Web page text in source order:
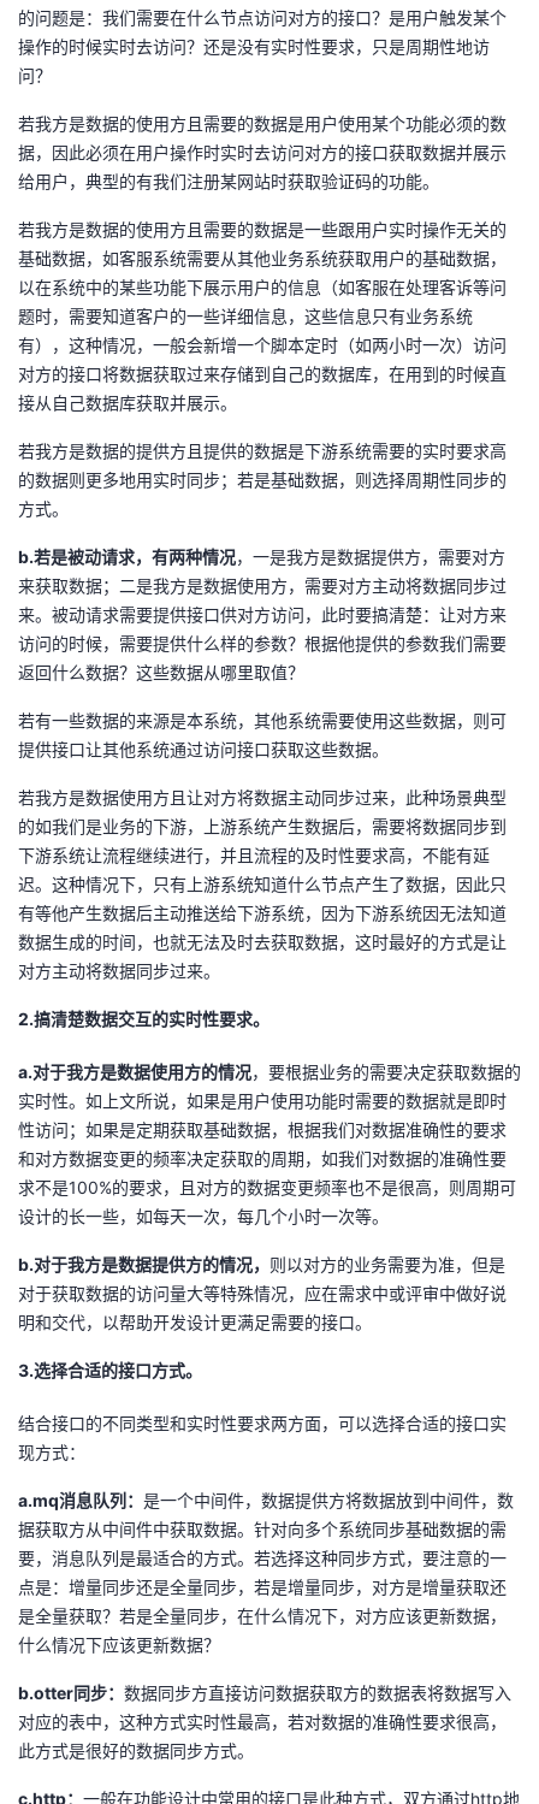
的
程
我
认
的
验
我
收
藏
技
支
持
的
声
建
议
的问题是：我们需要在什么节点访问对方的接口？是用户触发某个
操作的时候实时去访问？还是没有实时性要求，只是周期性地访
问？
若我方是数据的使用方且需要的数据是用户使用某个功能必须的数
据，因此必须在用户操作时实时去访问对方的接口获取数据并展示
给用户，典型的有我们注册某网站时获取验证码的功能。
若我方是数据的使用方且需要的数据是一些跟用户实时操作无关的
基础数据，如客服系统需要从其他业务系统获取用户的基础数据，
以在系统中的某些功能下展示用户的信息（如客服在处理客诉等问
题时，需要知道客户的一些详细信息，这些信息只有业务系统
有），这种情况，一般会新增一个脚本定时（如两小时一次）访问
对方的接口将数据获取过来存储到自己的数据库，在用到的时候直
接从自己数据库获取并展示。
若我方是数据的提供方且提供的数据是下游系统需要的实时要求高
的数据则更多地用实时同步；若是基础数据，则选择周期性同步的
方式。
b.若是被动请求，有两种情况，一是我方是数据提供方，需要对方
来获取数据；二是我方是数据使用方，需要对方主动将数据同步过
来。被动请求需要提供接口供对方访问，此时要搞清楚：让对方来
访问的时候，需要提供什么样的参数？根据他提供的参数我们需要
返回什么数据？这些数据从哪里取值？
若有一些数据的来源是本系统，其他系统需要使用这些数据，则可
提供接口让其他系统通过访问接口获取这些数据。
若我方是数据使用方且让对方将数据主动同步过来，此种场景典型
的如我们是业务的下游，上游系统产生数据后，需要将数据同步到
下游系统让流程继续进行，并且流程的及时性要求高，不能有延
迟。这种情况下，只有上游系统知道什么节点产生了数据，因此只
有等他产生数据后主动推送给下游系统，因为下游系统因无法知道
数据生成的时间，也就无法及时去获取数据，这时最好的方式是让
对方主动将数据同步过来。
2.搞清楚数据交互的实时性要求。
a.对于我方是数据使用方的情况，要根据业务的需要决定获取数据的
实时性。如上文所说，如果是用户使用功能时需要的数据就是即时
性访问；如果是定期获取基础数据，根据我们对数据准确性的要求
和对方数据变更的频率决定获取的周期，如我们对数据的准确性要
求不是100%的要求，且对方的数据变更频率也不是很高，则周期可
设计的长一些，如每天一次，每几个小时一次等。
b.对于我方是数据提供方的情况， 则以对方的业务需要为准，但是
对于获取数据的访问量大等特殊情况，应在需求中或评审中做好说
明和交代，以帮助开发设计更满足需要的接口。
3.选择合适的接口方式。
结合接口的不同类型和实时性要求两方面，可以选择合适的接口实
现方式：
a.mq消息队列： 是一个中间件，数据提供方将数据放到中间件，数
据获取方从中间件中获取数据。针对向多个系统同步基础数据的需
要，消息队列是最适合的方式。若选择这种同步方式，要注意的一
点是：增量同步还是全量同步，若是增量同步，对方是增量获取还
是全量获取？若是全量同步，在什么情况下，对方应该更新数据，
什么情况下应该更新数据？
b.otter同步： 数据同步方直接访问数据获取方的数据表将数据写入
对应的表中，这种方式实时性最高，若对数据的准确性要求很高，
此方式是很好的数据同步方式。
c.http： 一般在功能设计中常用的接口是此种方式，双方通过http地